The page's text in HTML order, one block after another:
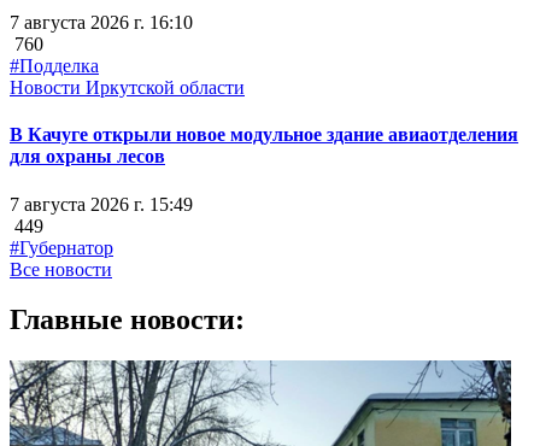
7 августа 2026 г. 16:10
760
#Подделка
Новости Иркутской области
В Качуге открыли новое модульное здание авиаотделения
для охраны лесов
7 августа 2026 г. 15:49
449
#Губернатор
Все новости
Главные новости: